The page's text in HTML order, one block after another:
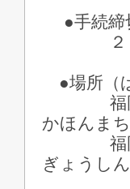
●手続締
２０２
●場所（
福岡市
かほんま
福岡県
ぎょうし